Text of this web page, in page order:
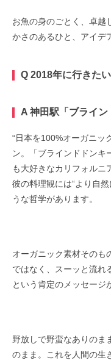
お魚の身のごとく、卓越
かさのあるひと、アイデ
Q 2018年に行きた
A 神田駅「ブライン
“日本を100%オーガニッ
ン。「ブラインドドンキ
も大好きなカリフォルニ
彼の料理観には“より自
うな哲学があります。
オーガニック素材そのも
ではなく、スーッと流れ
という肯定のメッセージ
野放しで野蛮なありのま
のまま。これを人間の生